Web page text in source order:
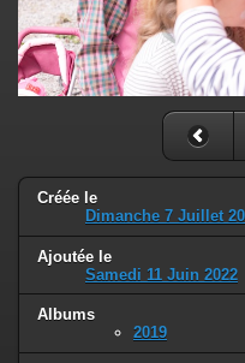
Créée le
Dimanche 7 Juillet
Ajoutée le
Samedi 11 Juin 2022
Albums
2019